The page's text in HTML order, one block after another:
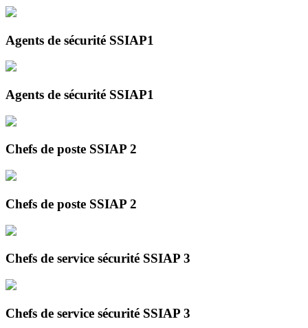
Agents de sécurité SSIAP1
Agents de sécurité SSIAP1
Chefs de poste SSIAP 2
Chefs de poste SSIAP 2
Chefs de service sécurité SSIAP 3
Chefs de service sécurité SSIAP 3